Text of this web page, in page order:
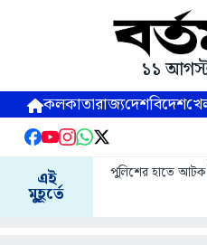
১১
কলকাতারাজ্যদেশবিদেশ
এই
মুহূর্তে
পুলিশের হাতে আটক